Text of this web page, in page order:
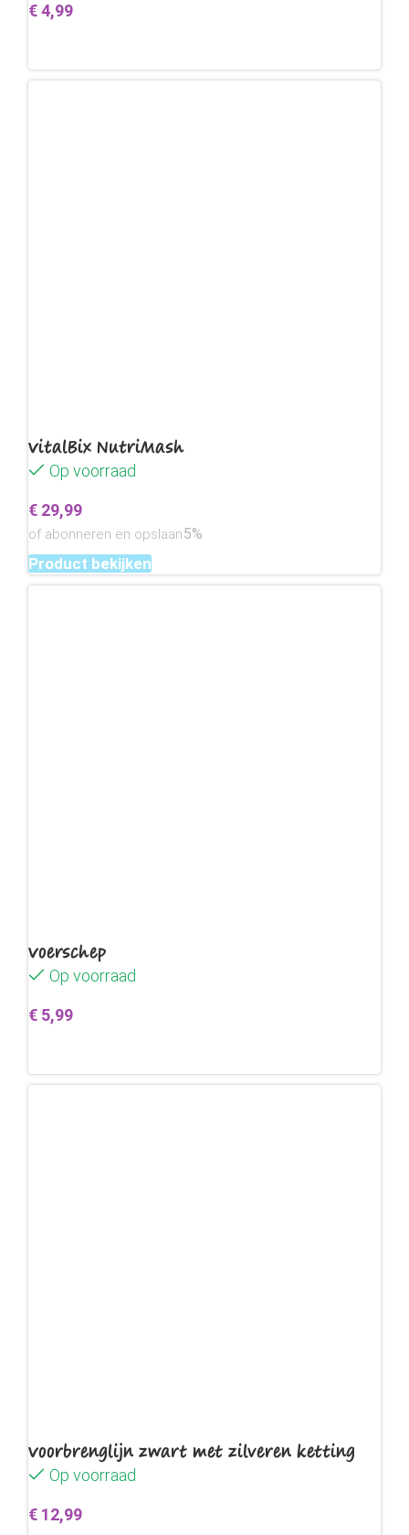
€4,99
VitalBix NutriMash
Op voorraad
€ 29,99
of abonneren en opslaan5%
Product bekijken
Voerschep
Op voorraad
€ 5,99
Voorbrenglijn zwart met zilveren ketting
Op voorraad
€ 12,99